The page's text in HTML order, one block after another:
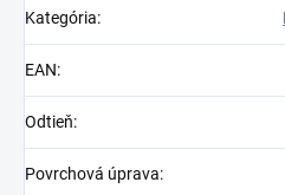
Kategória:
EAN:
Odtieň:
Povrchová úprava: